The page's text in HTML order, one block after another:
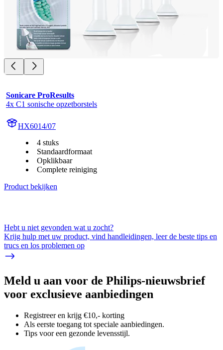
Sonicare ProResults
4x C1 sonische opzetborstels
HX6014/07
4 stuks
Standaardformaat
Opklikbaar
Complete reiniging
Product bekijken
Hebt u niet gevonden wat u zocht?
Krijg hulp met uw product, vind handleidingen, leer de beste tips en
trucs en los problemen op
Meld u aan voor de Philips-nieuwsbrief
voor exclusieve aanbiedingen
Registreer en krijg €10,- korting
Als eerste toegang tot speciale aanbiedingen.
Tips voor een gezonde levensstijl.